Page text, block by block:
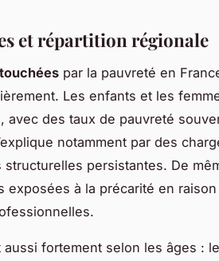
et répartition régionale
par la pauvreté en
Les enfants et les
avec des taux de pauvreté
notamment par des
persistantes. De
exposées à la précarité en
fortement selon les âges :